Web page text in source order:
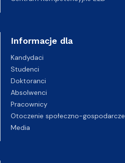
Informacje dla
Kandydaci
Studenci
Doktoranci
Absolwenci
Pracownicy
Otoczenie społeczno-gospodarcze
Media